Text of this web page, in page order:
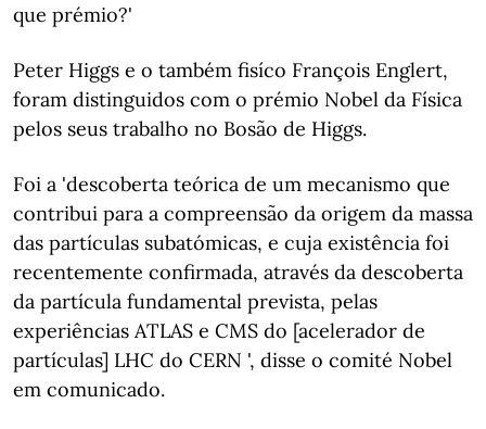
que prémio?'
Peter Higgs e o também fisíco François Englert,
foram distinguidos com o prémio Nobel da Física
pelos seus trabalho no Bosão de Higgs.
Foi a 'descoberta teórica de um mecanismo que
contribui para a compreensão da origem da massa
das partículas subatómicas, e cuja existência foi
recentemente confirmada, através da descoberta
da partícula fundamental prevista, pelas
experiências ATLAS e CMS do [acelerador de
partículas] LHC do CERN ', disse o comité Nobel
em comunicado.